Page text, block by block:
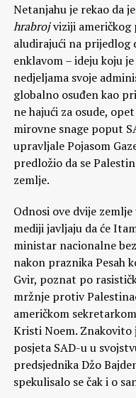
Netanjahu je rekao da
hrabrojviziji američkog
aludirajući na prijedlog
enklavom – ideju koju
nedjeljama svoje
globalno osuđen kao
ne hajući za osude,
mirovne snage poput
upravljale Pojasom
predložio da se
zemlje.
Odnosi ove dvije
mediji javljaju da će
ministar nacionalne
nakon praznika Pesah
Gvir, poznat po
mržnje protiv
američkom
Kristi Noem. Znakovito
posjeta SAD-u u
predsjednika Džo
spekulisalo se čak i o